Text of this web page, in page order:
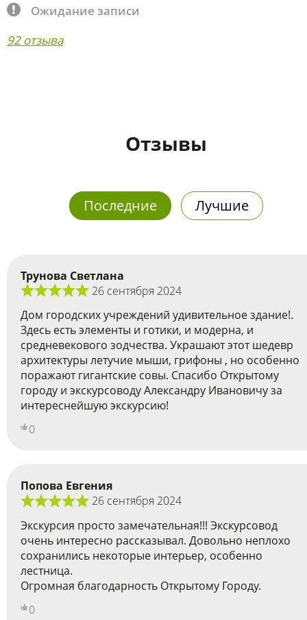
Ожидание записи
92 отзыва
Отзывы
Последние Лучшие
Трунова Светлана
26 сентября 2024
Дом городских учреждений удивительное здание!.
Здесь есть элементы и готики, и модерна, и
средневекового зодчества. Украшают этот шедевр
архитектуры летучие мыши, грифоны , но особенно
поражают гигантские совы. Спасибо Открытому
городу и экскурсоводу Александру Ивановичу за
интереснейшую экскурсию!
0
Попова Евгения
26 сентября 2024
Экскурсия просто замечательная!!! Экскурсовод
очень интересно рассказывал. Довольно неплохо
сохранились некоторые интерьер, особенно
лестница.
Огромная благодарность Открытому Городу.
0